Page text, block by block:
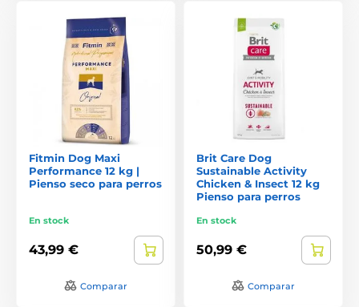
Fitmin Dog Maxi
Performance 12 kg |
Pienso seco para perros
En stock
43,99 €
Comparar
Brit Care Dog
Sustainable Activity
Chicken & Insect 12 kg
Pienso para perros
En stock
50,99 €
Comparar